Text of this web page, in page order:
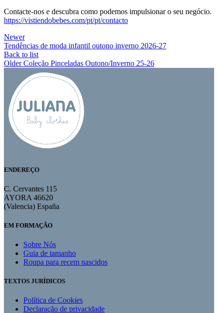
Contacte-nos e descubra como podemos impulsionar o seu negócio.
https://vistiendobebes.com/pt/pt/contacto
Newer
Tendências de moda infantil outono inverno 2026-27
Back to list
Older Coleção Pinceladas Outono/Inverno 25-26
ENDEREÇO
C. Cervantes 115
AYORA 46620
(Valencia) España
EM FORMAÇÃO
Sobre Nós
Guia de tamanho
Roupa para recem nascidos
TEXTOS JURÍDICOS
Política de Cookies
Declaração de privacidade